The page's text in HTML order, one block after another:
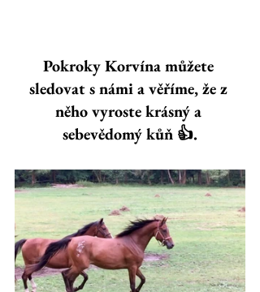
Pokroky Korvína můžete
sledovat s námi a věříme, že z
něho vyroste krásný a
sebevědomý kůň 👍.